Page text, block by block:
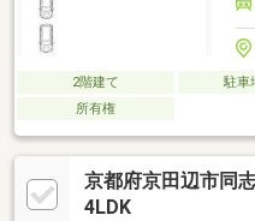
2階建て 駐車
所有権
京都府京田辺市同
4LDK